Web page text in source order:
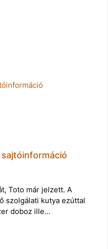
Toto már jelzett. A
szolgálati kutya ezúttal
doboz ille…